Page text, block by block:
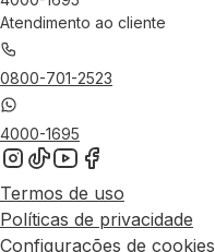
Atendimento ao cliente
0800-701-2523
4000-1695
Termos de uso
Políticas de privacidade
Configurações de cookies